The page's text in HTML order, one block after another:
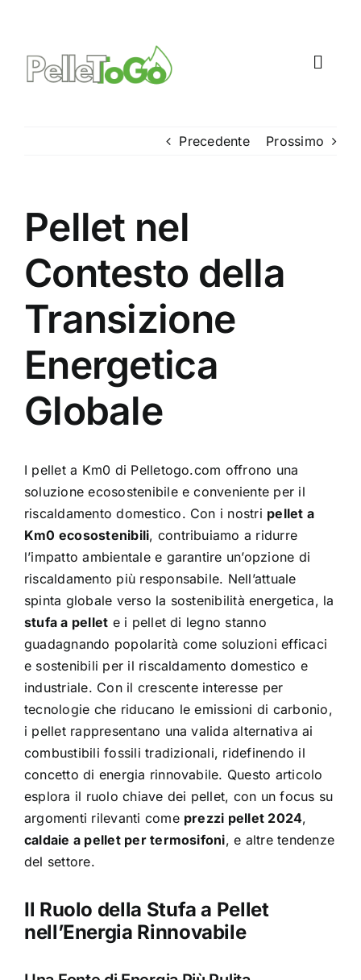
contenuto
Precedente Prossimo
Pellet nel
Contesto della
Transizione
Energetica
Globale
I pellet a Km0 di Pelletogo.com offrono una
soluzione ecosostenibile e conveniente per il
riscaldamento domestico. Con i nostri pellet a
Km0 ecosostenibili, contribuiamo a ridurre
l’impatto ambientale e garantire un’opzione di
riscaldamento più responsabile. Nell’attuale
spinta globale verso la sostenibilità energetica, la
stufa a pellet e i pellet di legno stanno
guadagnando popolarità come soluzioni efficaci
e sostenibili per il riscaldamento domestico e
industriale. Con il crescente interesse per
tecnologie che riducano le emissioni di carbonio,
i pellet rappresentano una valida alternativa ai
combustibili fossili tradizionali, ridefinendo il
concetto di energia rinnovabile. Questo articolo
esplora il ruolo chiave dei pellet, con un focus su
argomenti rilevanti come prezzi pellet 2024,
caldaie a pellet per termosifoni, e altre tendenze
del settore.
Il Ruolo della Stufa a Pellet
nell’Energia Rinnovabile